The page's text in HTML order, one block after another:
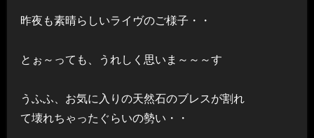
昨夜も素晴らしいライヴのご様子・・
とぉ～っても、うれしく思いま～～～す
うふふ、お気に入りの天然石のブレスが割れ
て壊れちゃったぐらいの勢い・・